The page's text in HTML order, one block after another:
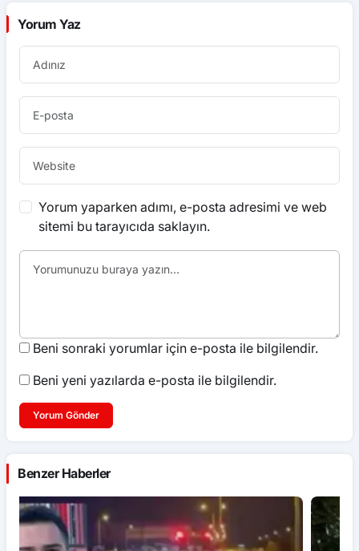
Yorum Yaz
Yorum yaparken adımı, e-posta adresimi ve web
sitemi bu tarayıcıda saklayın.
Beni sonraki yorumlar için e-posta ile bilgilendir.
Beni yeni yazılarda e-posta ile bilgilendir.
Yorum Gönder
Benzer Haberler